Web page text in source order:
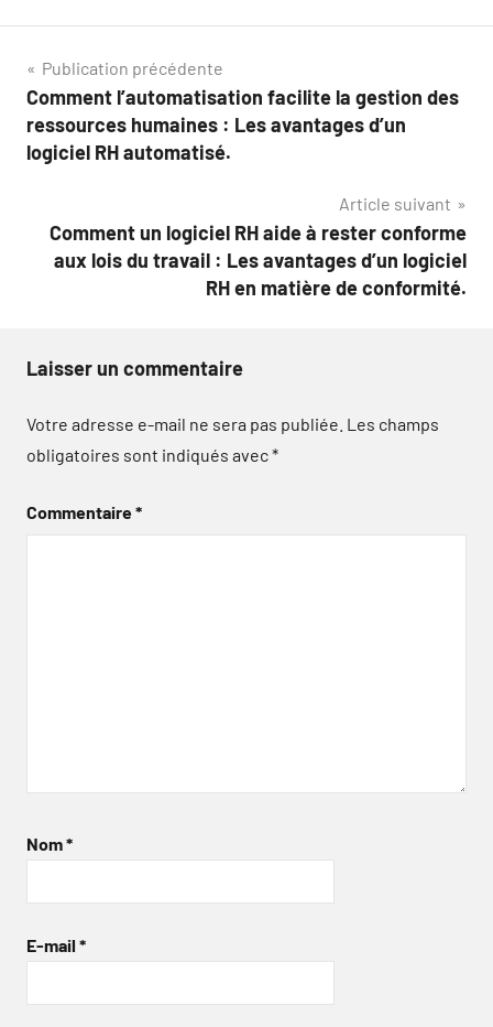
Navigation
de
l’article
Publication précédente
Comment l’automatisation facilite la gestion des
ressources humaines : Les avantages d’un
logiciel RH automatisé.
Article suivant
Comment un logiciel RH aide à rester conforme
aux lois du travail : Les avantages d’un logiciel
RH en matière de conformité.
Laisser un commentaire
Votre adresse e-mail ne sera pas publiée. Les champs
obligatoires sont indiqués avec*
Commentaire*
Nom*
E-mail *